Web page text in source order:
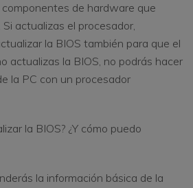
de hardware que
actualizas el procesador,
la BIOS también para que el
actualizas la BIOS, no podrás hacer
la PC con un procesador
la BIOS? ¿Y cómo puedo
la información básica de la